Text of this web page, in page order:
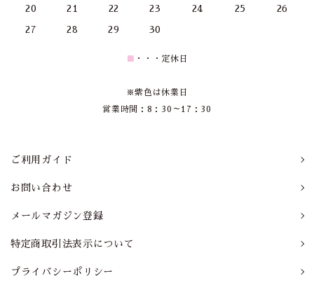
20 21 22 23 24 25 26
27 28 29 30
・・・定休日
※紫色は休業日
営業時間：8：30～17：30
ご利用ガイド
お問い合わせ
メールマガジン登録
特定商取引法表示について
プライバシーポリシー